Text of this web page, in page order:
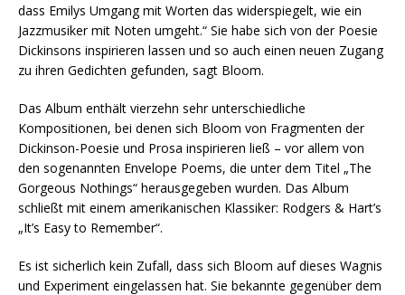
dass Emilys Umgang mit Worten das widerspiegelt, wie ein
Jazzmusiker mit Noten umgeht.“ Sie habe sich von der Poesie
Dickinsons inspirieren lassen und so auch einen neuen Zugang
zu ihren Gedichten gefunden, sagt Bloom.
Das Album enthält vierzehn sehr unterschiedliche
Kompositionen, bei denen sich Bloom von Fragmenten der
Dickinson-Poesie und Prosa inspirieren ließ – vor allem von
den sogenannten Envelope Poems, die unter dem Titel „The
Gorgeous Nothings“ herausgegeben wurden. Das Album
schließt mit einem amerikanischen Klassiker: Rodgers & Hart’s
„It’s Easy to Remember“.
Es ist sicherlich kein Zufall, dass sich Bloom auf dieses Wagnis
und Experiment eingelassen hat. Sie bekannte gegenüber dem